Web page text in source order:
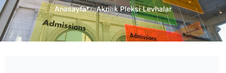
Anasayfa Akrilik Pleksi Levhalar